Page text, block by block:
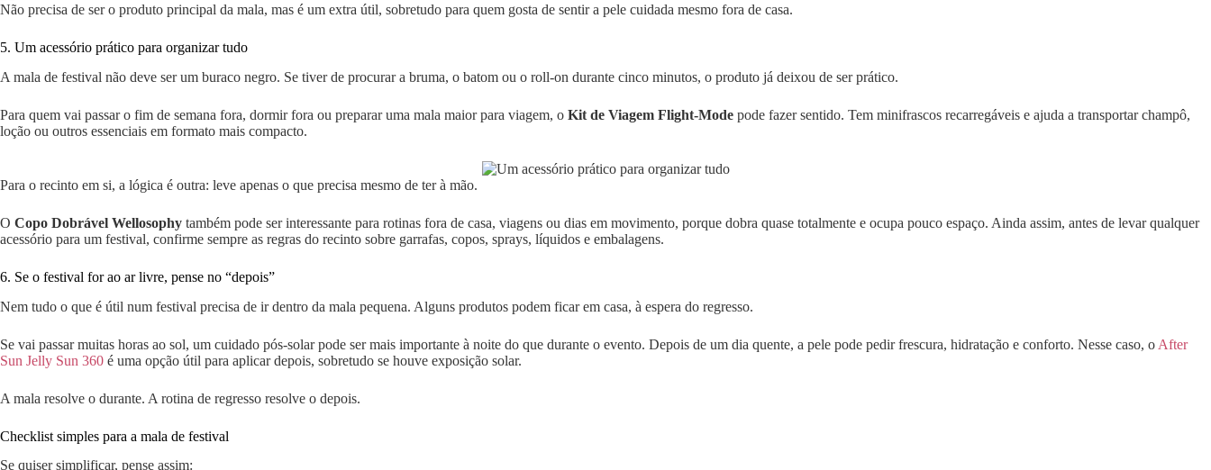
Não precisa de ser o produto principal da mala, mas é um extra útil, sobretudo para quem gosta de sentir a pele cuidada mesmo fora de casa.
5. Um acessório prático para organizar tudo
A mala de festival não deve ser um buraco negro. Se tiver de procurar a bruma, o batom ou o roll-on durante cinco minutos, o produto já deixou de ser prático.
Para quem vai passar o fim de semana fora, dormir fora ou preparar uma mala maior para viagem, o Kit de Viagem Flight-Mode pode fazer sentido. Tem minifrascos recarregáveis e ajuda a transportar champô,
loção ou outros essenciais em formato mais compacto.
Para o recinto em si, a lógica é outra: leve apenas o que precisa mesmo de ter à mão.
O Copo Dobrável Wellosophy também pode ser interessante para rotinas fora de casa, viagens ou dias em movimento, porque dobra quase totalmente e ocupa pouco espaço. Ainda assim, antes de levar qualquer
acessório para um festival, confirme sempre as regras do recinto sobre garrafas, copos, sprays, líquidos e embalagens.
6. Se o festival for ao ar livre, pense no “depois”
Nem tudo o que é útil num festival precisa de ir dentro da mala pequena. Alguns produtos podem ficar em casa, à espera do regresso.
Se vai passar muitas horas ao sol, um cuidado pós-solar pode ser mais importante à noite do que durante o evento. Depois de um dia quente, a pele pode pedir frescura, hidratação e conforto. Nesse caso, o After
Sun Jelly Sun 360 é uma opção útil para aplicar depois, sobretudo se houve exposição solar.
A mala resolve o durante. A rotina de regresso resolve o depois.
Checklist simples para a mala de festival
Se quiser simplificar, pense assim: